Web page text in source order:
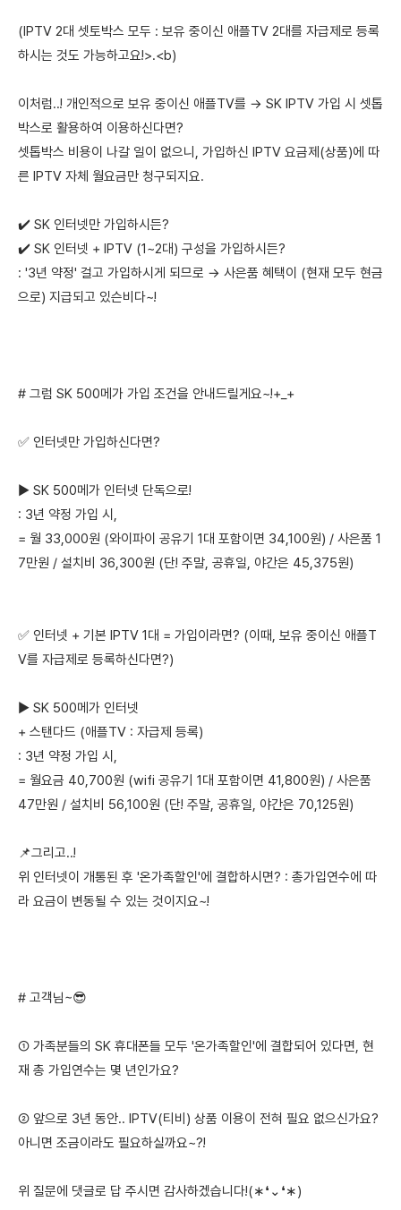
(IPTV 2대 셋토박스 모두 : 보유 중이신 애플TV 2대를 자급제로 등록
하시는 것도 가능하고요!>.<b)
이처럼..! 개인적으로 보유 중이신 애플TV를 → SK IPTV 가입 시 셋톱
박스로 활용하여 이용하신다면?
셋톱박스 비용이 나갈 일이 없으니, 가입하신 IPTV 요금제(상품)에 따
른 IPTV 자체 월요금만 청구되지요.
✔️ SK 인터넷만 가입하시든?
✔️ SK 인터넷 + IPTV (1~2대) 구성을 가입하시든?
: '3년 약정' 걸고 가입하시게 되므로 → 사은품 혜택이 (현재 모두 현금
으로) 지급되고 있슨비다~!
# 그럼 SK 500메가 가입 조건을 안내드릴게요~!+_+
✅ 인터넷만 가입하신다면?
▶ SK 500메가 인터넷 단독으로!
: 3년 약정 가입 시,
= 월 33,000원 (와이파이 공유기 1대 포함이면 34,100원) / 사은품 1
7만원 / 설치비 36,300원 (단! 주말, 공휴일, 야간은 45,375원)
✅ 인터넷 + 기본 IPTV 1대 = 가입이라면? (이때, 보유 중이신 애플T
V를 자급제로 등록하신다면?)
▶ SK 500메가 인터넷
+ 스탠다드 (애플TV : 자급제 등록)
: 3년 약정 가입 시,
= 월요금 40,700원 (wifi 공유기 1대 포함이면 41,800원) / 사은품
47만원 / 설치비 56,100원 (단! 주말, 공휴일, 야간은 70,125원)
📌그리고..!
위 인터넷이 개통된 후 '온가족할인'에 결합하시면? : 총가입연수에 따
라 요금이 변동될 수 있는 것이지요~!
# 고객님~😎
① 가족분들의 SK 휴대폰들 모두 '온가족할인'에 결합되어 있다면, 현
재 총 가입연수는 몇 년인가요?
② 앞으로 3년 동안.. IPTV(티비) 상품 이용이 전혀 필요 없으신가요?
아니면 조금이라도 필요하실까요~?!
위 질문에 댓글로 답 주시면 감사하겠습니다!(∗❛⌄❛∗)